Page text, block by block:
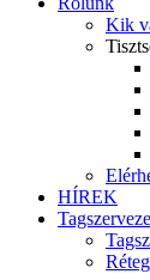
Kik
HÍREK